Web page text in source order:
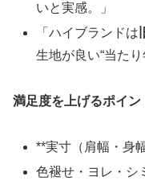
いと実感。」
「ハイブランドは
生地が良い“当た
満足度を上げるポイン
**実寸（肩幅・身
色褪せ・ヨレ・シ